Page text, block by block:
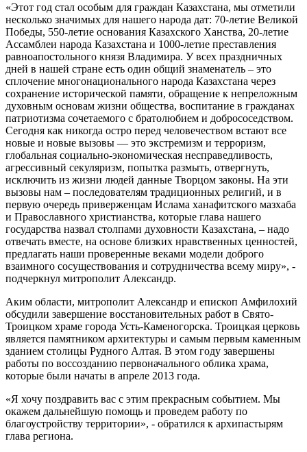
«Этот год стал особым для граждан Казахстана, мы отметили
несколько значимых для нашего народа дат: 70-летие Великой
Победы, 550-летие основания Казахского Ханства, 20-летие
Ассамблеи народа Казахстана и 1000-летие преставления
равноапостольного князя Владимира. У всех праздничных
дней в нашей стране есть один общий знаменатель – это
сплочение многонационального народа Казахстана через
сохранение исторической памяти, обращение к непреложным
духовным основам жизни общества, воспитание в гражданах
патриотизма сочетаемого с братолюбием и добрососедством.
Сегодня как никогда остро перед человечеством встают все
новые и новые вызовы — это экстремизм и терроризм,
глобальная социально-экономическая несправедливость,
агрессивный секуляризм, попытка размыть, отвергнуть,
исключить из жизни людей данные Творцом законы. На эти
вызовы нам – последователям традиционных религий, и в
первую очередь приверженцам Ислама ханафитского мазхаба
и Православного христианства, которые глава нашего
государства назвал столпами духовности Казахстана, – надо
отвечать вместе, на основе близких нравственных ценностей,
предлагать наши проверенные веками модели доброго
взаимного сосуществования и сотрудничества всему миру», -
подчеркнул митрополит Александр.
Аким области, митрополит Александр и епископ Амфилохий
обсудили завершение восстановительных работ в Свято-
Троицком храме города Усть-Каменогорска. Троицкая церковь
является памятником архитектуры и самым первым каменным
зданием столицы Рудного Алтая. В этом году завершены
работы по воссозданию первоначального облика храма,
которые были начаты в апреле 2013 года.
«Я хочу поздравить вас с этим прекрасным событием. Мы
окажем дальнейшую помощь и проведем работу по
благоустройству территории», - обратился к архипастырям
глава региона.